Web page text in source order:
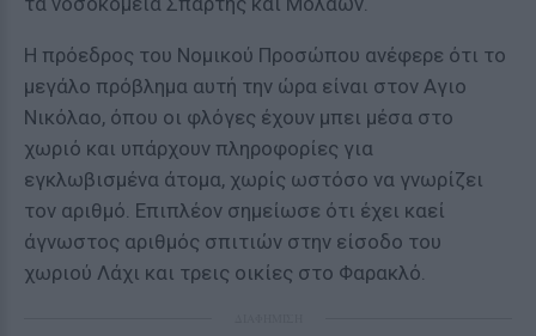
Η πρόεδρος του Νομικού Προσώπου ανέφερε ότι το
μεγάλο πρόβλημα αυτή την ώρα είναι στον Αγιο
Νικόλαο, όπου οι φλόγες έχουν μπει μέσα στο
χωριό και υπάρχουν πληροφορίες για
εγκλωβισμένα άτομα, χωρίς ωστόσο να γνωρίζει
τον αριθμό. Επιπλέον σημείωσε ότι έχει καεί
άγνωστος αριθμός σπιτιών στην είσοδο του
χωριού Λάχι και τρεις οικίες στο Φαρακλό.